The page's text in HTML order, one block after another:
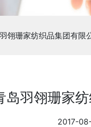
翎珊家纺织品集团有限
岛羽翎珊家
2017-